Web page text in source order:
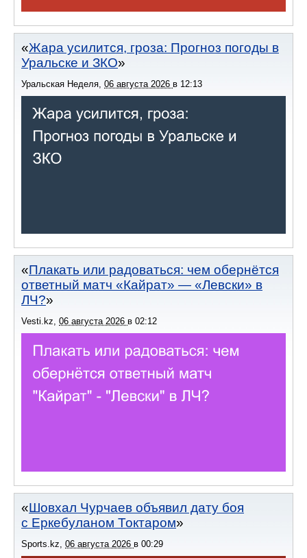
Жара усилится, гроза: Прогноз погоды в
Уральске и ЗКО
Уральская Неделя 06 августа 2026 в 12:13
Плакать или радоваться: чем обернётся
ответный матч «Кайрат» — «Левски» в
ЛЧ?
Vesti.kz, 06 августа 2026 в 02:12
Шовхал Чурчаев объявил дату боя
с Еркебуланом Токтаром
Sports.kz, 06 августа 2026 в 00:29